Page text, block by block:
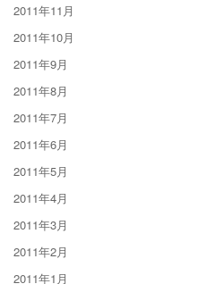
2011年11月
2011年10月
2011年9月
2011年8月
2011年7月
2011年6月
2011年5月
2011年4月
2011年3月
2011年2月
2011年1月